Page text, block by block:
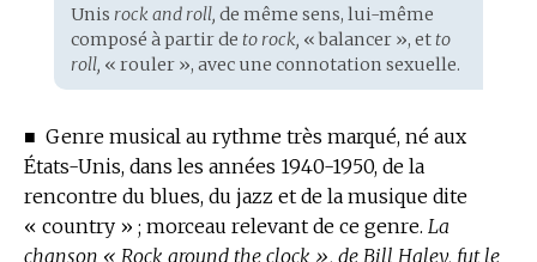
:Unis rock and roll, de même sens, lui-même
composé à partir de to rock, « balancer », etto
roll, « rouler », avec une connotation sexuelle.
■ Genre musical au rythme très marqué, né aux
États-Unis, dans les années 1940-1950, de la
rencontre du blues, du jazz et de la musique dite
« country » ; morceau relevant de ce genre. La
chanson « Rock around the clock », de Bill Haley, fut le